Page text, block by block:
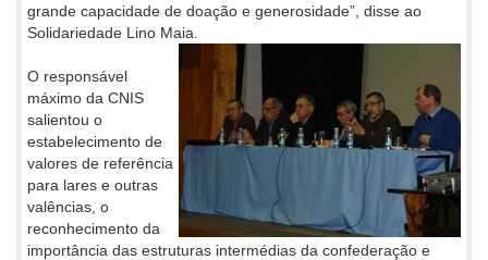
grande capacidade de doação e generosidade”, disse ao
Solidariedade Lino Maia.
O responsável
máximo da CNIS
salientou o
estabelecimento de
valores de referência
para lares e outras
valências, o
reconhecimento da
importância das estruturas intermédias da confederação e